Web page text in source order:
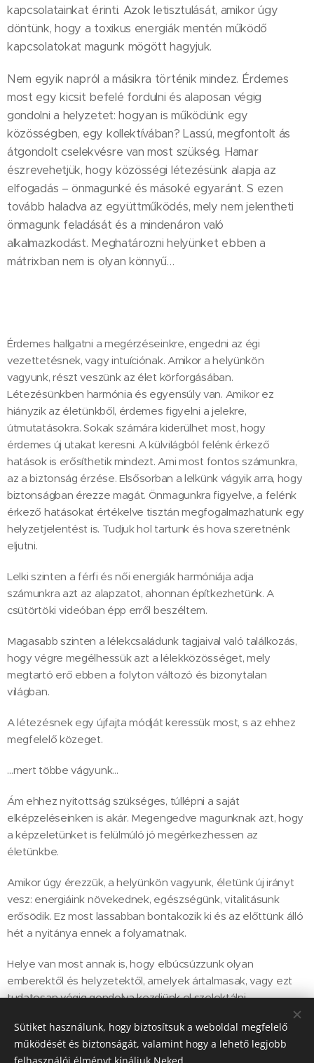
kapcsolatainkat érinti. Azok letisztulását, amikor úgy
döntünk, hogy a toxikus energiák mentén működő
kapcsolatokat magunk mögött hagyjuk.
Nem egyik napról a másikra történik mindez. Érdemes
most egy kicsit befelé fordulni és alaposan végig
gondolni a helyzetet: hogyan is működünk egy
közösségben, egy kollektívában? Lassú, megfontolt ás
átgondolt cselekvésre van most szükség. Hamar
észrevehetjük, hogy közösségi létezésünk alapja az
elfogadás – önmagunké és másoké egyaránt. S ezen
tovább haladva az együttműködés, mely nem jelentheti
önmagunk feladását és a mindenáron való
alkalmazkodást. Meghatározni helyünket ebben a
mátrixban nem is olyan könnyű…
Érdemes hallgatni a megérzéseinkre, engedni az égi
vezettetésnek, vagy intuíciónak. Amikor a helyünkön
vagyunk, részt veszünk az élet körforgásában.
Létezésünkben harmónia és egyensúly van. Amikor ez
hiányzik az életünkből, érdemes figyelni a jelekre,
útmutatásokra. Sokak számára kiderülhet most, hogy
érdemes új utakat keresni. A külvilágból felénk érkező
hatások is erősíthetik mindezt. Ami most fontos számunkra,
az a biztonság érzése. Elsősorban a lelkünk vágyik arra, hogy
biztonságban érezze magát. Önmagunkra figyelve, a felénk
érkező hatásokat értékelve tisztán megfogalmazhatunk egy
helyzetjelentést is. Tudjuk hol tartunk és hova szeretnénk
eljutni.
Lelki szinten a férfi és női energiák harmóniája adja
számunkra azt az alapzatot, ahonnan építkezhetünk. A
csütörtöki videóban épp erről beszéltem.
Magasabb szinten a lélekcsaládunk tagjaival való találkozás,
hogy végre megélhessük azt a lélekközösséget, mely
megtartó erő ebben a folyton változó és bizonytalan
világban.
A létezésnek egy újfajta módját keressük most, s az ehhez
megfelelő közeget.
…mert többe vágyunk…
Ám ehhez nyitottság szükséges, túllépni a saját
elképzeléseinken is akár. Megengedve magunknak azt, hogy
a képzeletünket is felülmúló jó megérkezhessen az
életünkbe.
Amikor úgy érezzük, a helyünkön vagyunk, életünk új irányt
vesz: energiáink növekednek, egészségünk, vitalitásunk
erősödik. Ez most lassabban bontakozik ki és az előttünk álló
hét a nyitánya ennek a folyamatnak.
Helye van most annak is, hogy elbúcsúzzunk olyan
emberektől és helyzetektől, amelyek ártalmasak, vagy ezt
tudatosan végig gondolva kezdjünk el szelektálni.
S ez a hét arra is jó lehetőséget ad, hogy függőségeinket
felülvizsgáljuk. Most lehet leszokni, abbahagyni mindent is…
Sütiket használunk, hogy biztosítsuk a weboldal megfelelő
működését és biztonságát, valamint hogy a lehető legjobb